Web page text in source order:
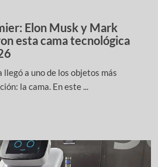
Elon Musk y Mark
esta cama tecnológica
a uno de los objetos más
la cama. En este ...